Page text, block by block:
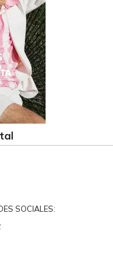
SOCIALES: